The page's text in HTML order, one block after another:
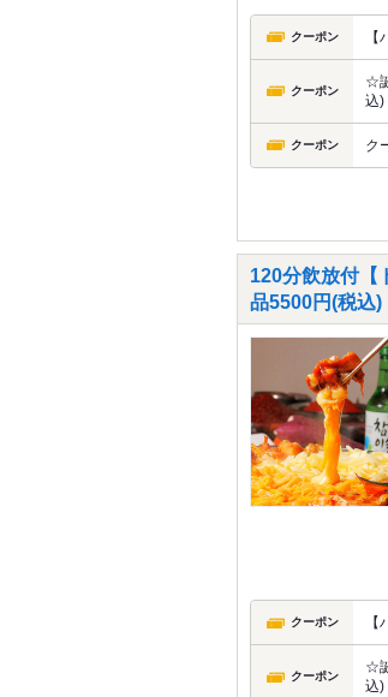
クーポン
クーポン
☆
込)
クーポン ク
120分飲放付
品5500円(税込)
クーポン
クーポン
☆
込)